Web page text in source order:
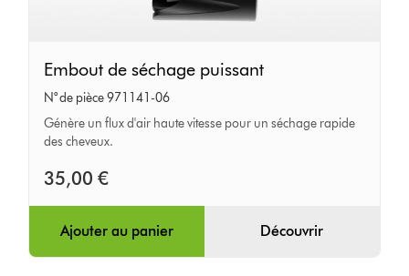
de
séchage
puissant
Embout de séchage puissant
N° de pièce 971141-06
Génère un flux d'air haute vitesse pour un séchage rapide
des cheveux.
35,00 €
Ajouter au panier Découvrir